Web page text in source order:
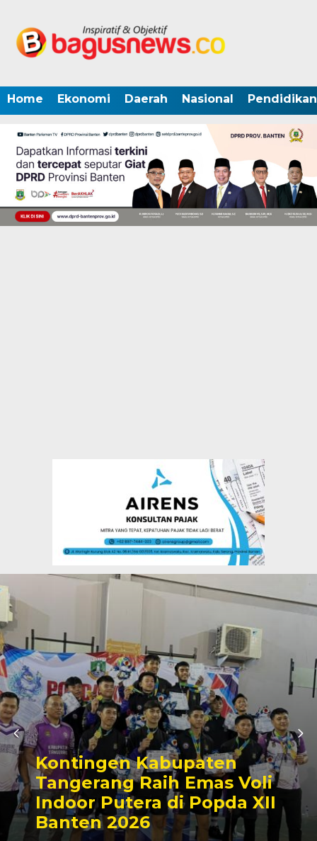
Home Ekonomi Daerah Nasional Pendidikan
Zona Blank Spot, SMP
Satap di Kota Serang
Lakukan Pendaftaran
Manual